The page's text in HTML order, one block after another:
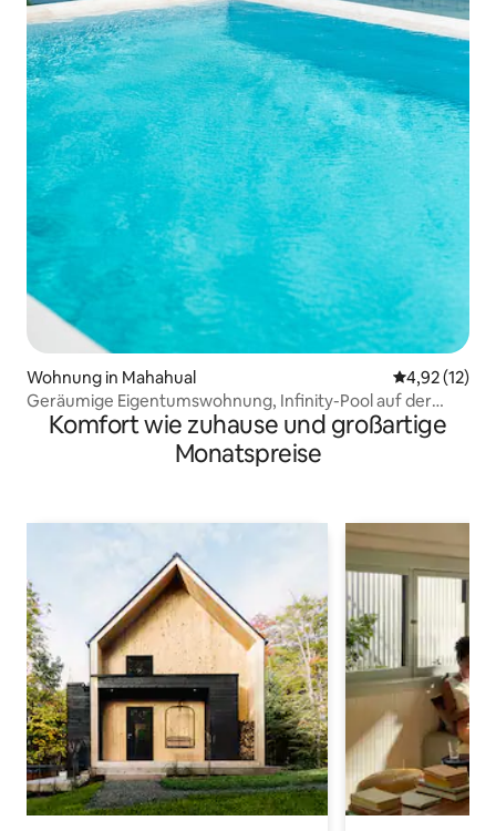
Wohnung in Mahahual
4,92 (12)
Geräumige Eigentumswohnung, Infinity-Pool auf der
Dachterrasse
Komfort wie zuhause und großartige
Monatspreise